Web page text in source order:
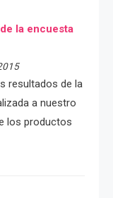
la encuesta
resultados de la
a nuestro
los productos